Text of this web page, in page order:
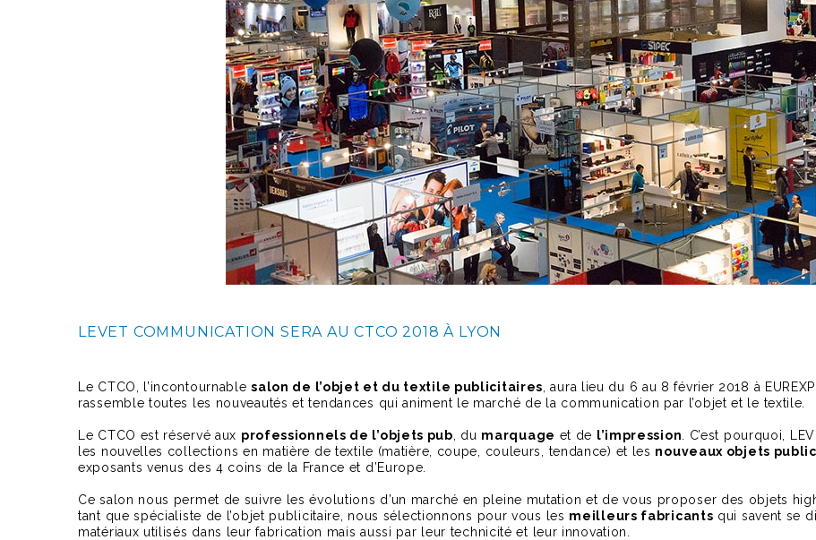
LEVET COMMUNICATION SERA AU CTCO 2018 À LYON
Le CTCO, l’incontournablesalon de l’objet et du textile publicitaires , aura lieu du 6 au 8 février 2018 à
rassemble toutes les nouveautés et tendances qui animent le marché de la communication par l’objet et le textile.
Le CTCO est réservé aux professionnels de l’objets pub , du marquage et de l’impression . C’est pourquoi,
les nouvelles collections en matière de textile (matière, coupe, couleurs, tendance) et les nouveaux objets
exposants venus des 4 coins de la France et d’Europe.
Ce salon nous permet de suivre les évolutions d’un marché en pleine mutation et de vous proposer des objets
tant que spécialiste de l’objet publicitaire, nous sélectionnons pour vous les meilleurs fabricants qui savent se
matériaux utilisés dans leur fabrication mais aussi par leur technicité et leur innovation.